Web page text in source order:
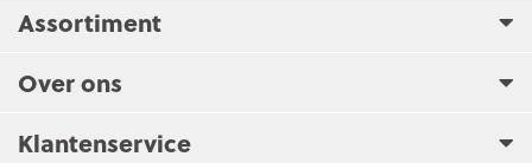
Assortiment
Over ons
Klantenservice